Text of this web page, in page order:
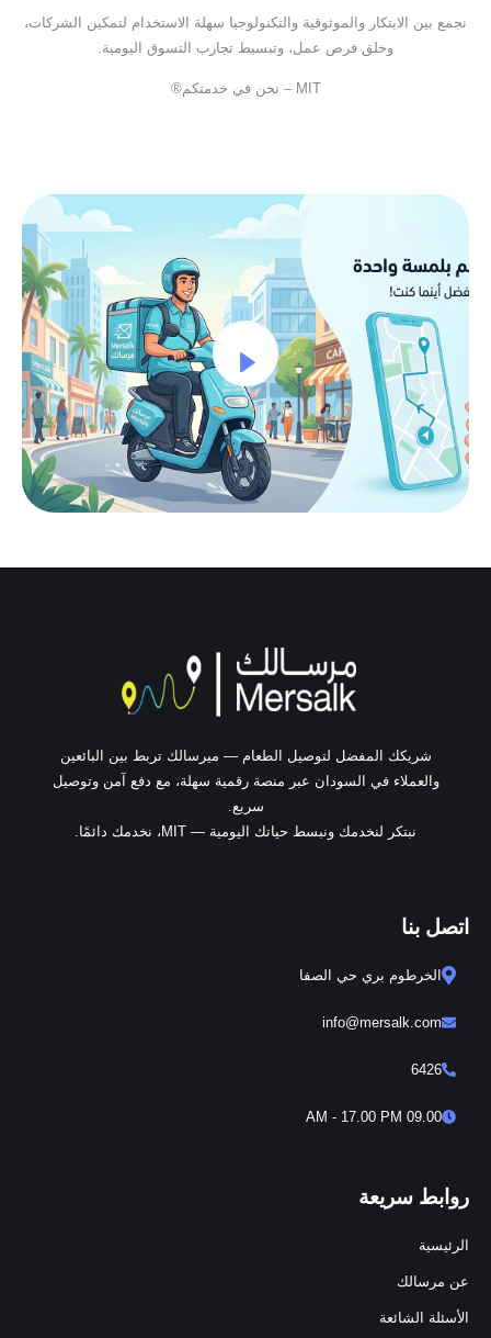
نجمع بين الابتكار والموثوقية والتكنولوجيا سهلة الاستخدام لتمكين الشركات،
وخلق فرص عمل، وتبسيط تجارب التسوق اليومية.
MIT – نحن في خدمتكم®
شريكك المفضل لتوصيل الطعام — ميرسالك تربط بين البائعين
والعملاء في السودان عبر منصة رقمية سهلة، مع دفع آمن وتوصيل
سريع.
نبتكر لنخدمك ونبسط حياتك اليومية — MIT، نخدمك دائمًا.
اتصل بنا
الخرطوم بري حي الصفا
info@mersalk.com
6426
09.00 AM - 17.00 PM
روابط سريعة
الرئيسية
عن مرسالك
الأسئلة الشائعة